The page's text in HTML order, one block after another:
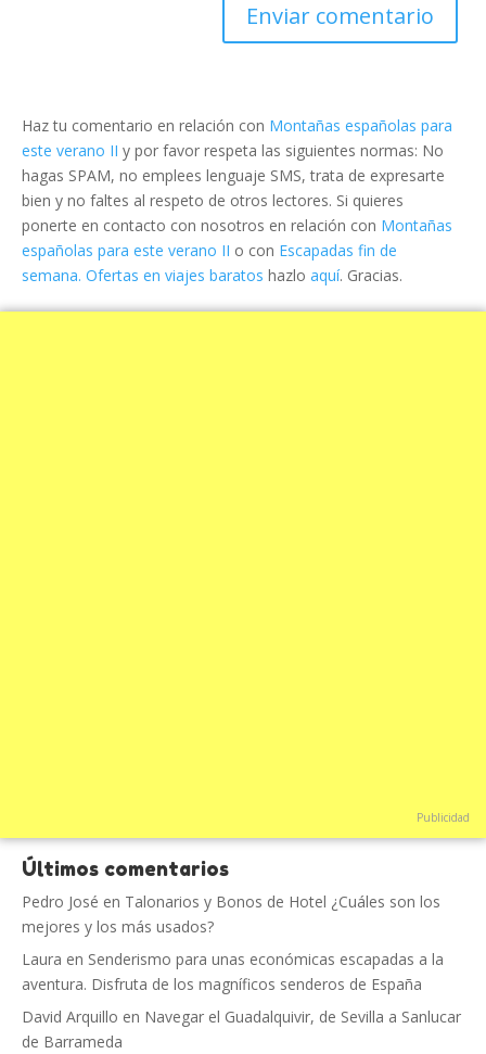
Haz tu comentario en relación con Montañas españolas para
este verano II y por favor respeta las siguientes normas: No
hagas SPAM, no emplees lenguaje SMS, trata de expresarte
bien y no faltes al respeto de otros lectores. Si quieres
ponerte en contacto con nosotros en relación con Montañas
españolas para este verano II o con Escapadas fin de
semana. Ofertas en viajes baratos hazlo aquí. Gracias.
Publicidad
Últimos comentarios
Pedro José en Talonarios y Bonos de Hotel ¿Cuáles son los
mejores y los más usados?
Laura en Senderismo para unas económicas escapadas a la
aventura. Disfruta de los magníficos senderos de España
David Arquillo en Navegar el Guadalquivir, de Sevilla a Sanlucar
de Barrameda